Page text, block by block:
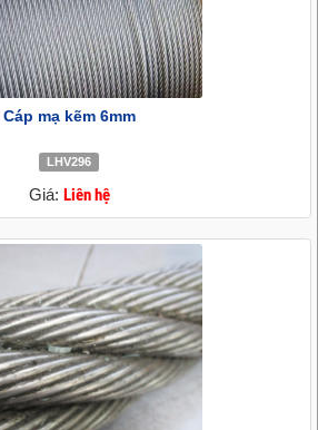
Cáp mạ kẽm 6mm
LHV296
Giá: Liên hệ